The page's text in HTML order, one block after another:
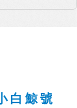
白鯨號